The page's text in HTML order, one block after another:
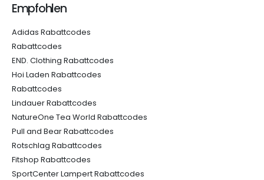
Empfohlen
Adidas Rabattcodes
Rabattcodes
END. Clothing Rabattcodes
Hoi Laden Rabattcodes
Rabattcodes
Lindauer Rabattcodes
NatureOne Tea World Rabattcodes
Pull and Bear Rabattcodes
Rotschlag Rabattcodes
Fitshop Rabattcodes
SportCenter Lampert Rabattcodes